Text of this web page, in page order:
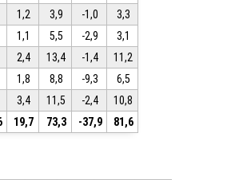
1,2 3,9 -1,0
3,3
1,1 5,5 -2,9
3,1
2,4 13,4 -1,4
11,2
1,8 8,8 -9,3
6,5
3,4 11,5 -2,4
10,8
19,7 73,3 -37,9 81,6